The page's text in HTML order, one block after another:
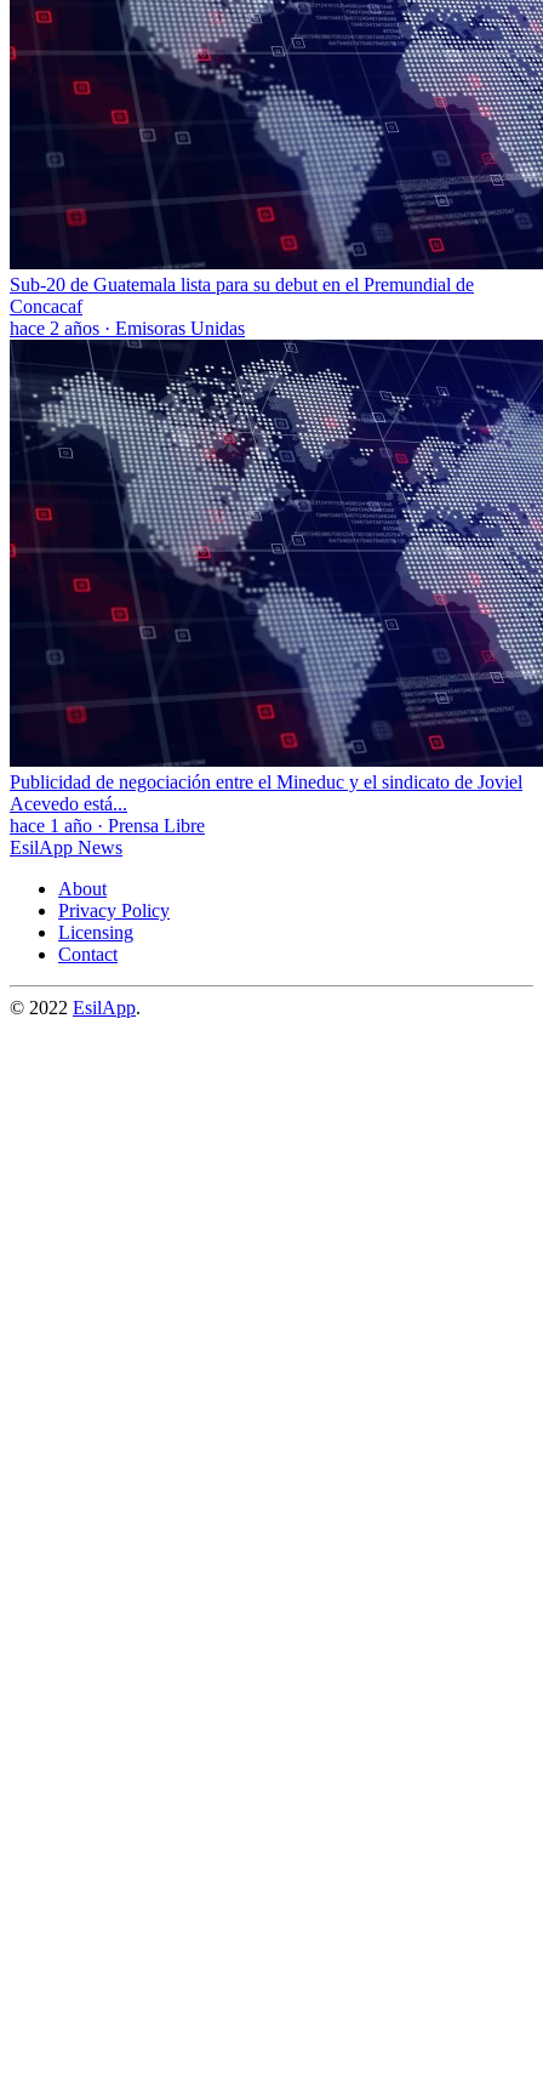
Sub-20 de Guatemala lista para su debut en el Premundial de
Concacaf
hace 2 años · Emisoras Unidas
Publicidad de negociación entre el Mineduc y el sindicato de Joviel
Acevedo está...
hace 1 año · Prensa Libre
EsilApp News
About
Privacy Policy
Licensing
Contact
© 2022 EsilApp.